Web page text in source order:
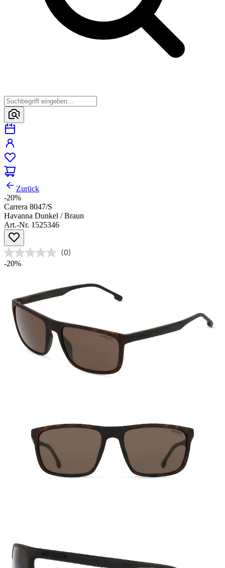
Zurück
-20%
Carrera 8047/S
Havanna Dunkel / Braun
Art.-Nr. 1525346
(0)
-20%